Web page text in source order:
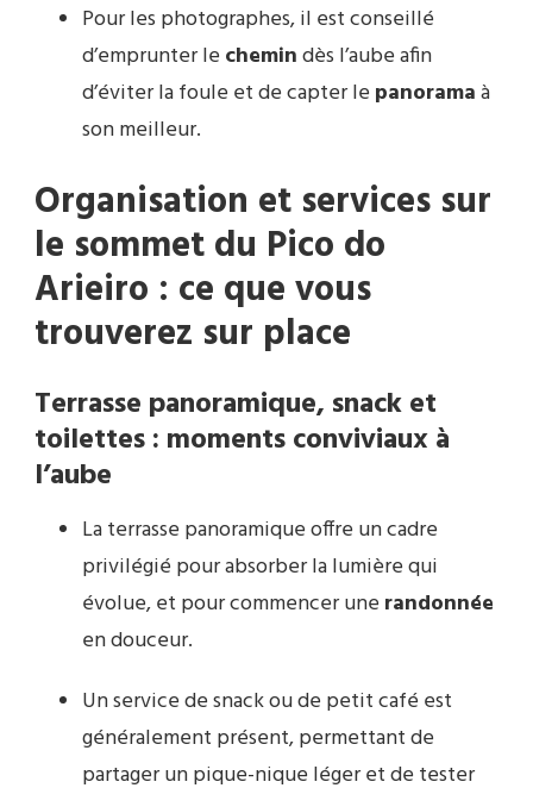
Pour les photographes, il est conseillé
d’emprunter le chemindès l’aube afin
d’éviter la foule et de capter le panoramaà
son meilleur.
Organisation et services sur
le sommet du Pico do
Arieiro : ce que vous
trouverez sur place
Terrasse panoramique, snack et
toilettes : moments conviviaux à
l’aube
La terrasse panoramique offre un cadre
privilégié pour absorber la lumière qui
évolue, et pour commencer une randonnée
en douceur.
Un service de snack ou de petit café est
généralement présent, permettant de
partager un pique-nique léger et de tester